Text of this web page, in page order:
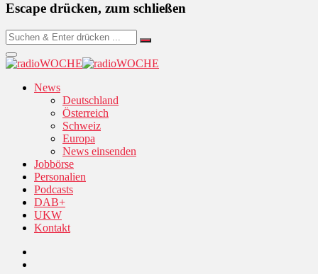
Escape drücken, zum schließen
News
Deutschland
Österreich
Schweiz
Europa
News einsenden
Jobbörse
Personalien
Podcasts
DAB+
UKW
Kontakt